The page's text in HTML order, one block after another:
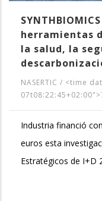
herramientas
la salud, la
NASERTIC / <time
Industria financió
euros esta
Estratégicos de I+D